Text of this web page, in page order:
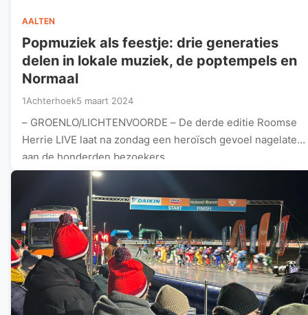
AALTEN
Popmuziek als feestje: drie generaties
delen in lokale muziek, de poptempels en
Normaal
1Achterhoek5 maart 2024
– GROENLO/LICHTENVOORDE – De derde editie Roomse
Herrie LIVE laat na zondag een heroïsch gevoel nagelaten
aan de honderden bezoekers…